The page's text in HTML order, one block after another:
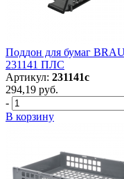
Поддон для бумаг
231141 ПЛС
Артикул: 231141с
294,19 руб.
-
В корзину